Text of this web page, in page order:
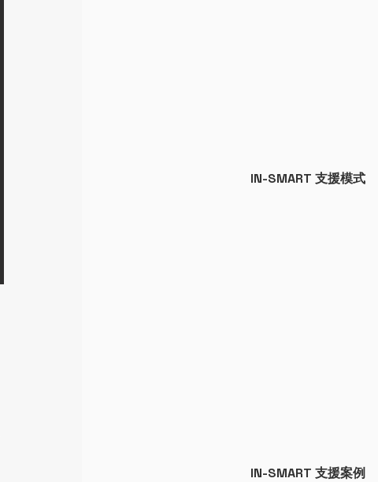
IN-SMART 支援模式
IN-SMART 支援案例